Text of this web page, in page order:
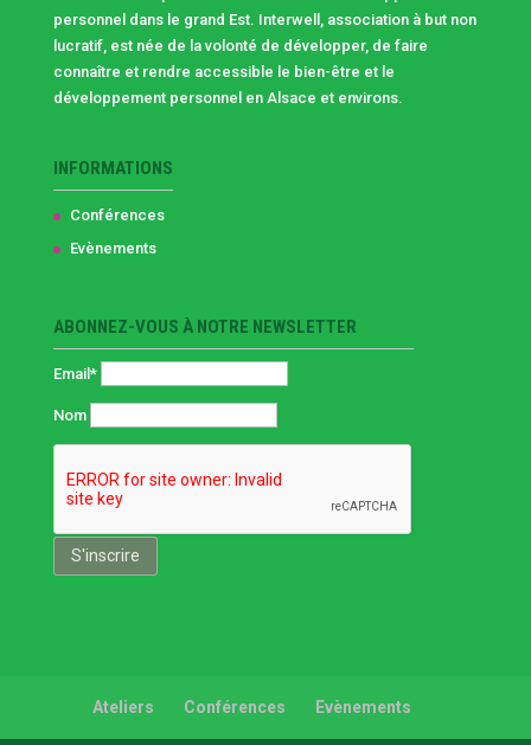
personnel dans le grand Est. Interwell, association à but non
lucratif, est née de la volonté de développer, de faire
connaître et rendre accessible le bien-être et le
développement personnel en Alsace et environs.
INFORMATIONS
Conférences
Evènements
ABONNEZ-VOUS À NOTRE NEWSLETTER
Email*
Nom
Ateliers Conférences Evènements